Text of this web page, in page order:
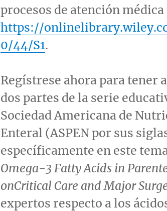
procesos de atención
https://
0/44/S1.
Regístrese ahora para tener
dos partes de la serie
Sociedad Americana de
Enteral (ASPENpor sus
específicamente en este
Omega-3 Fatty Acids in
onCritical Care and Major
expertos respecto a los